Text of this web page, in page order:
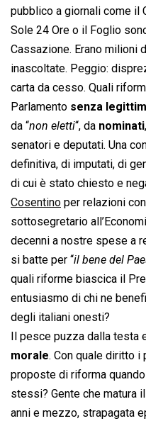
pubblico a giornali come il
Sole 24 Ore o il Foglio
Cassazione. Erano milioni
inascoltate. Peggio:
carta da cesso. Quali
Parlamento senza
da “non eletti“, da nominati
senatori e deputati. Una
definitiva, di imputati, di
di cui è stato chiesto e
Cosentino per relazioni
sottosegretario
decenni a nostre spese a
si batte per “il bene del
quali riforme biascica il
entusiasmo di chi ne
degli italiani onesti?
Il pesce puzza dalla testa
morale. Con quale diritto i
proposte di riforma
stessi? Gente che matura
anni e mezzo, strapagata